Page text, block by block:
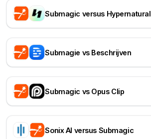
Submagic versus Hypernatural
Submagie vs Beschrijven
Submagic vs Opus Clip
Sonix AI versus Submagic